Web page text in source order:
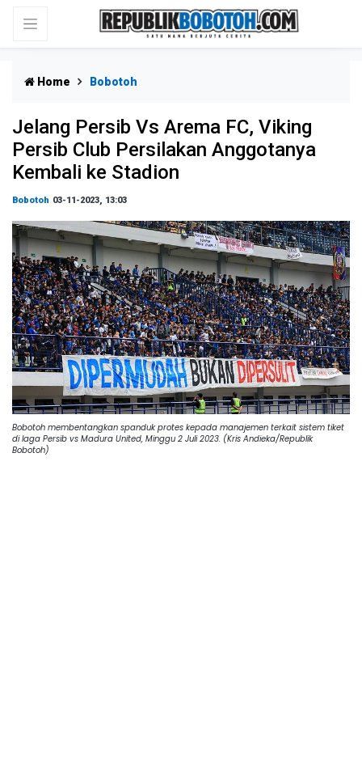
Home Bobotoh
Jelang Persib Vs Arema FC, Viking
Persib Club Persilakan Anggotanya
Kembali ke Stadion
Bobotoh 03-11-2023, 13:03
Bobotoh membentangkan spanduk protes kepada manajemen terkait sistem tiket
di laga Persib vs Madura United, Minggu 2 Juli 2023. (Kris Andieka/Republik
Bobotoh)